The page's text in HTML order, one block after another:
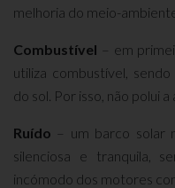
melhoria do meio-
Combustível – em
utiliza combustível,
do sol. Por isso, não polui
Ruído – um barco solar
silenciosa e tranquila,
incómodo dos motores